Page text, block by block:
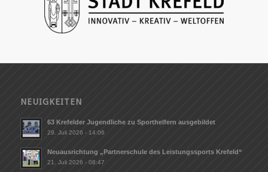
NEUIGKEITEN
63 Krefelder Jugendliche zu Sporthelfern ausgebildet
29. Juli 2026 - 14:06
Neuausrichtung „Partnerschule des Leistungssports Krefeld“
21. Juli 2026 - 08:47